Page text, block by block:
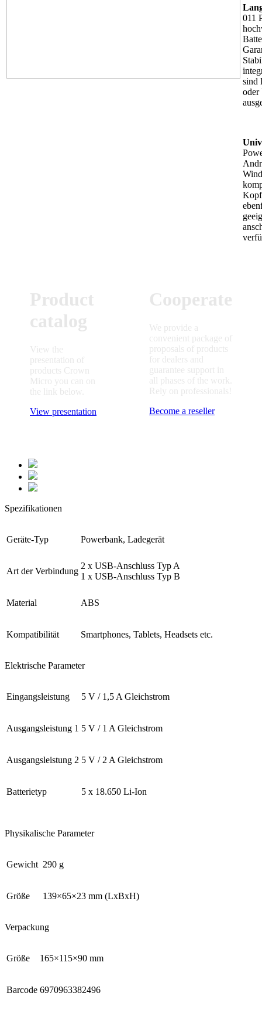
011
sind
oder
Product
catalog
View the
presentation of
products Crown
Micro you can on
the link below.
View presentation
Cooperate
We provide a
convenient package of
proposals of products
for dealers and
guarantee support in
all phases of the work.
Rely on professionals!
Become a reseller
Spezifikationen
Geräte-Typ Powerbank, Ladegerät
Art der Verbindung
2 x USB-Anschluss Typ A
1 x USB-Anschluss Typ B
Material ABS
Kompatibilität Smartphones, Tablets, Headsets etc.
Elektrische Parameter
Eingangsleistung 5 V / 1,5 A Gleichstrom
Ausgangsleistung 1 5 V / 1 A Gleichstrom
Ausgangsleistung 2 5 V / 2 A Gleichstrom
Batterietyp 5 x 18.650 Li-Ion
Physikalische Parameter
Gewicht 290 g
Größe 139×65×23 mm (LxBxH)
Verpackung
Größe 165×115×90 mm
Barcode 6970963382496